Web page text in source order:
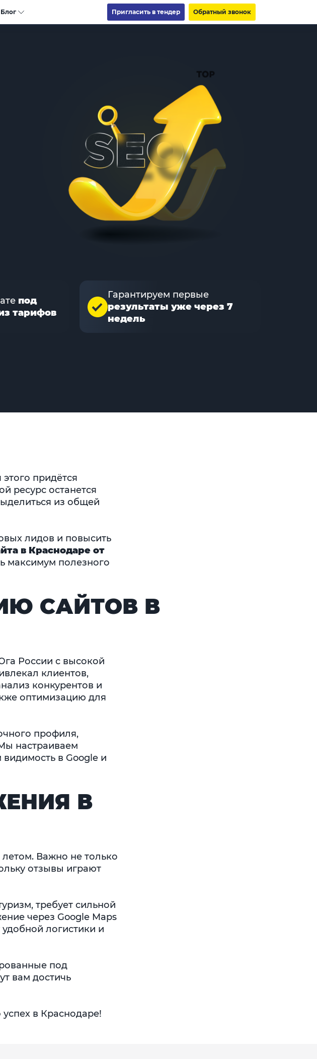
Блог Пригласить в тендер Обратный звонок
под
тарифов
Гарантируем первые
результаты уже через 7
недель
придётся
ресурс останется
из общей
лидов и повысить
в Краснодаре от
максимум полезного
САЙТОВ В
России с высокой
клиентов,
конкурентов и
оптимизацию для
профиля,
настраиваем
в Google и
В
летом. Важно не только
отзывы играют
требует сильной
через Google Maps
логистики и
под
вам достичь
в Краснодаре!